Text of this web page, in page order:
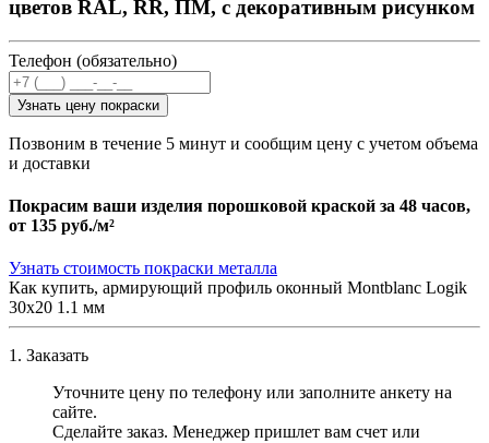
цветов RAL, RR, ПМ, с декоративным рисунком
Телефон (обязательно)
Узнать цену покраски
Позвоним в течение 5 минут и сообщим цену с учетом объема
и доставки
Покрасим ваши изделия порошковой краской за 48 часов,
от 135 руб./м²
Узнать стоимость покраски металла
Как купить, армирующий профиль оконный Montblanc Logik
30х20 1.1 мм
1. Заказать
Уточните цену по телефону или заполните анкету на
сайте.
Сделайте заказ. Менеджер пришлет вам счет или